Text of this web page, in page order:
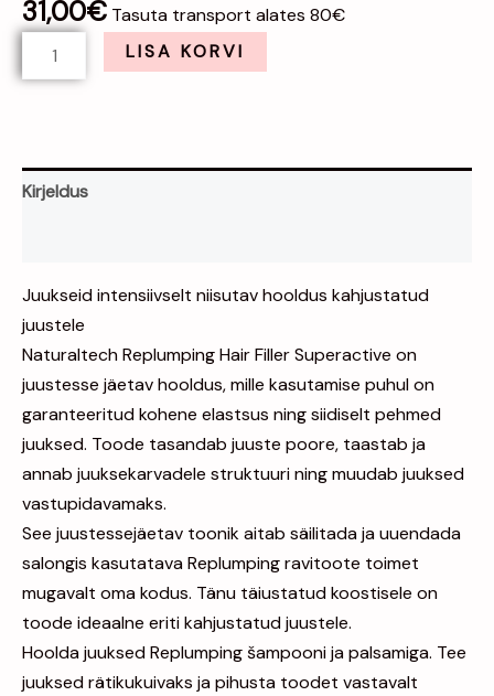
31,00€ Tasuta transport alates 80€
LISA KORVI
Kirjeldus
Juukseid intensiivselt niisutav hooldus kahjustatud
juustele
Naturaltech Replumping Hair Filler Superactive on
juustesse jäetav hooldus, mille kasutamise puhul on
garanteeritud kohene elastsus ning siidiselt pehmed
juuksed. Toode tasandab juuste poore, taastab ja
annab juuksekarvadele struktuuri ning muudab juuksed
vastupidavamaks.
See juustessejäetav toonik aitab säilitada ja uuendada
salongis kasutatava Replumping ravitoote toimet
mugavalt oma kodus. Tänu täiustatud koostisele on
toode ideaalne eriti kahjustatud juustele.
Hoolda juuksed Replumping šampooni ja palsamiga. Tee
juuksed rätikukuivaks ja pihusta toodet vastavalt